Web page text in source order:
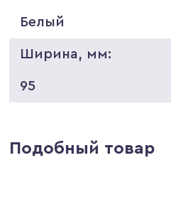
Белый
Ширина, мм:
95
Подобный товар